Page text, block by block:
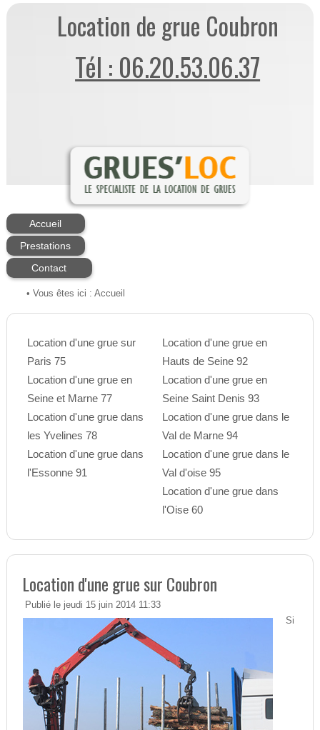
Location de grue Coubron
Tél : 06.20.53.06.37
Accueil
Prestations
Contact
• Vous êtes ici : Accueil
Location d'une grue sur
Paris 75
Location d'une grue en
Seine et Marne 77
Location d'une grue dans
les Yvelines 78
Location d'une grue dans
l'Essonne 91
Location d'une grue en
Hauts de Seine 92
Location d'une grue en
Seine Saint Denis 93
Location d'une grue dans le
Val de Marne 94
Location d'une grue dans le
Val d'oise 95
Location d'une grue dans
l'Oise 60
Location d'une grue sur Coubron
Publié le jeudi 15 juin 2014 11:33
Si